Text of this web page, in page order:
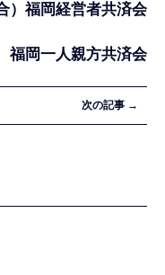
）福岡経営者共済会
福岡一人親方共済会
次の記事 →